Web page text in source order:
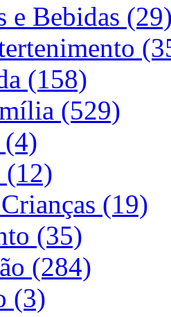
e Bebidas
(158)
(529)
(4)
(12)
(19)
(35)
(284)
(3)